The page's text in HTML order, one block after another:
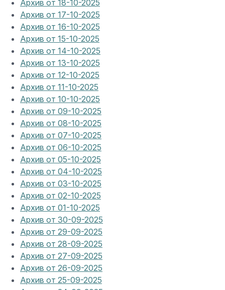
Архив от 18-10-2025
Архив от 17-10-2025
Архив от 16-10-2025
Архив от 15-10-2025
Архив от 14-10-2025
Архив от 13-10-2025
Архив от 12-10-2025
Архив от 11-10-2025
Архив от 10-10-2025
Архив от 09-10-2025
Архив от 08-10-2025
Архив от 07-10-2025
Архив от 06-10-2025
Архив от 05-10-2025
Архив от 04-10-2025
Архив от 03-10-2025
Архив от 02-10-2025
Архив от 01-10-2025
Архив от 30-09-2025
Архив от 29-09-2025
Архив от 28-09-2025
Архив от 27-09-2025
Архив от 26-09-2025
Архив от 25-09-2025